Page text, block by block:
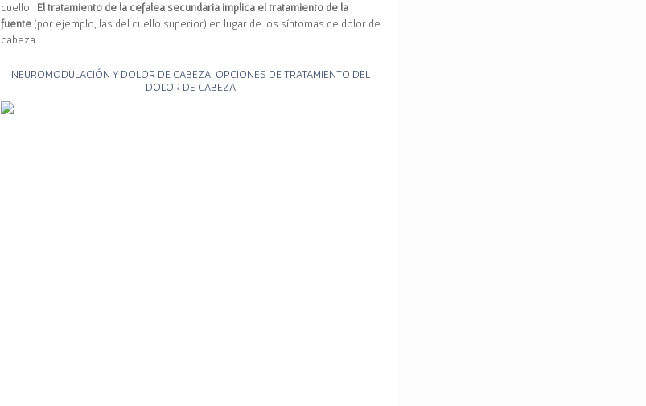
cuello.
El tratamiento de la cefalea secundaria implica el tratamiento de la
fuente (por ejemplo, las del cuello superior) en lugar de los síntomas de dolor de
cabeza.
NEUROMODULACIÓN Y DOLOR DE CABEZA. OPCIONES DE TRATAMIENTO DEL
DOLOR DE CABEZA